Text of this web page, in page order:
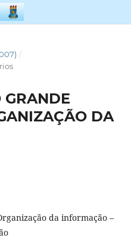
/
GRANDE
DA
da informação –